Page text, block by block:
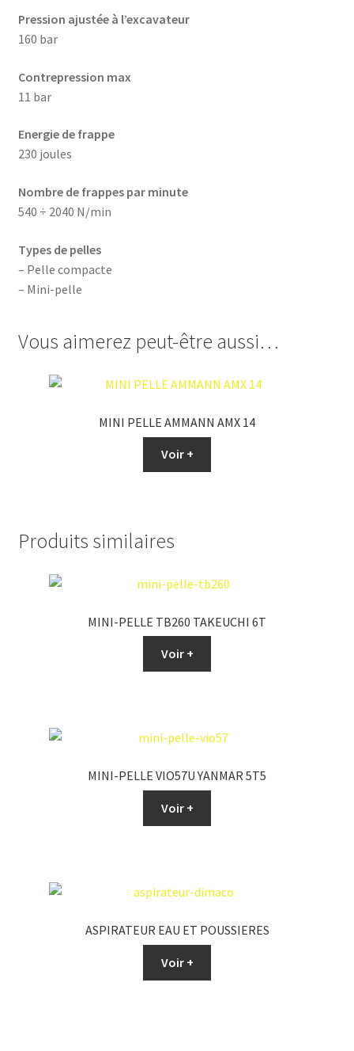
Pression ajustée à l’excavateur
160 bar
Contrepression max
11 bar
Energie de frappe
230 joules
Nombre de frappes par minute
540 ÷ 2040 N/min
Types de pelles
– Pelle compacte
– Mini-pelle
Vous aimerez peut-être aussi…
MINI PELLE AMMANN AMX 14
Voir +
Produits similaires
MINI-PELLE TB260 TAKEUCHI 6T
Voir +
MINI-PELLE VIO57U YANMAR 5T5
Voir +
ASPIRATEUR EAU ET POUSSIERES
Voir +